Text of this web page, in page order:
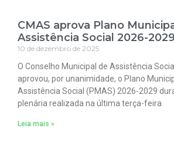
CMAS aprova Plano
Assistência Social 2026-2029
10 de dezembro de 2025
O Conselho Municipal de Assistência
aprovou, por unanimidade, o Plano
Assistência Social (PMAS) 2026-2029
plenária realizada na última terça-feira
Leia mais »